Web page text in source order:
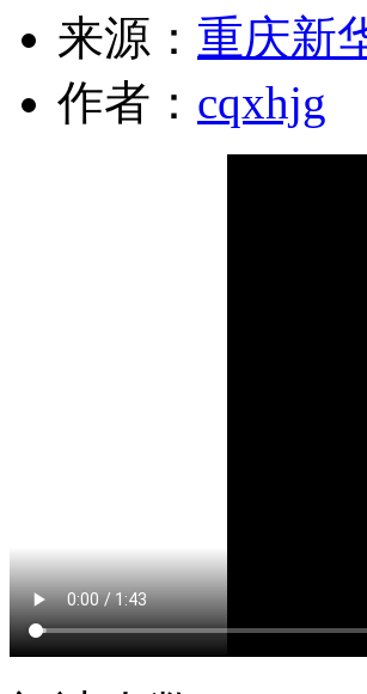
来源： 重庆新
作者： cqxhjg